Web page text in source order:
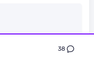
38
s’arrêtent (et donc